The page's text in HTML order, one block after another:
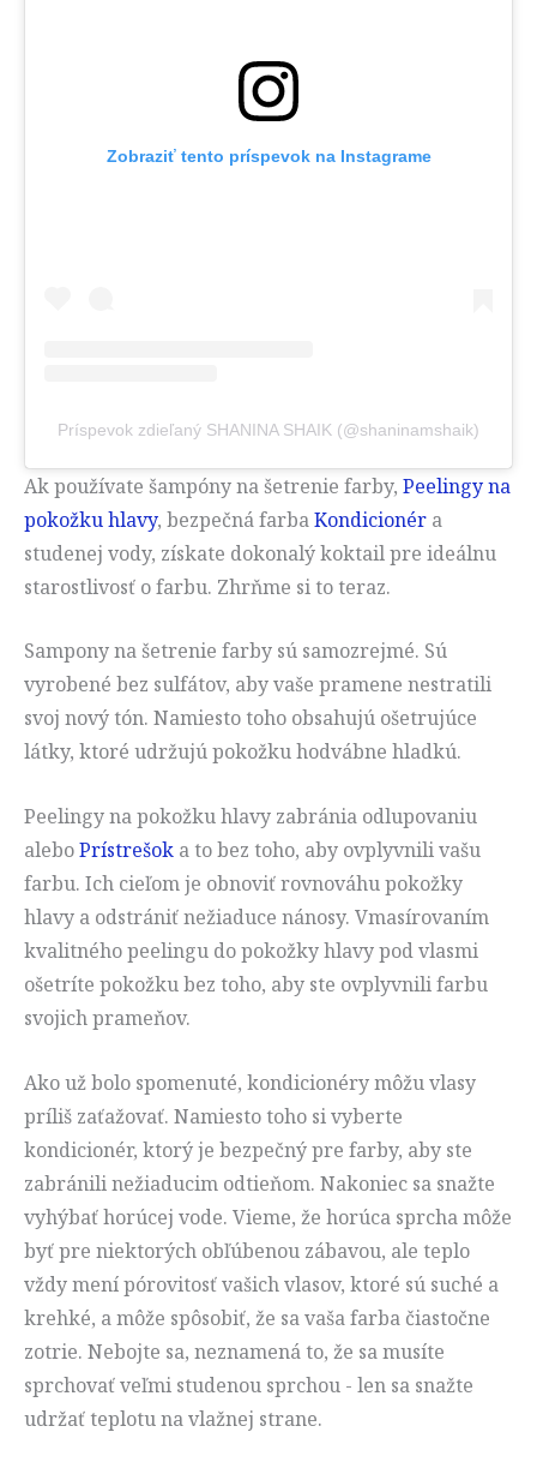
Zobraziť tento príspevok na Instagrame
Príspevok zdieľaný SHANINA SHAIK (@shaninamshaik)
Ak používate šampóny na šetrenie farby, Peelingy na
pokožku hlavy, bezpečná farbaKondicionér a
studenej vody, získate dokonalý koktail pre ideálnu
starostlivosť o farbu. Zhrňme si to teraz.
Sampony na šetrenie farby sú samozrejmé. Sú
vyrobené bez sulfátov, aby vaše pramene nestratili
svoj nový tón. Namiesto toho obsahujú ošetrujúce
látky, ktoré udržujú pokožku hodvábne hladkú.
Peelingy na pokožku hlavy zabránia odlupovaniu
aleboPrístrešok a to bez toho, aby ovplyvnili vašu
farbu. Ich cieľom je obnoviť rovnováhu pokožky
hlavy a odstrániť nežiaduce nánosy. Vmasírovaním
kvalitného peelingu do pokožky hlavy pod vlasmi
ošetríte pokožku bez toho, aby ste ovplyvnili farbu
svojich prameňov.
Ako už bolo spomenuté, kondicionéry môžu vlasy
príliš zaťažovať. Namiesto toho si vyberte
kondicionér, ktorý je bezpečný pre farby, aby ste
zabránili nežiaducim odtieňom. Nakoniec sa snažte
vyhýbať horúcej vode. Vieme, že horúca sprcha môže
byť pre niektorých obľúbenou zábavou, ale teplo
vždy mení pórovitosť vašich vlasov, ktoré sú suché a
krehké, a môže spôsobiť, že sa vaša farba čiastočne
zotrie. Nebojte sa, neznamená to, že sa musíte
sprchovať veľmi studenou sprchou - len sa snažte
udržať teplotu na vlažnej strane.